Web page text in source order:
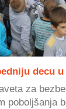
decu
za
poboljšanja